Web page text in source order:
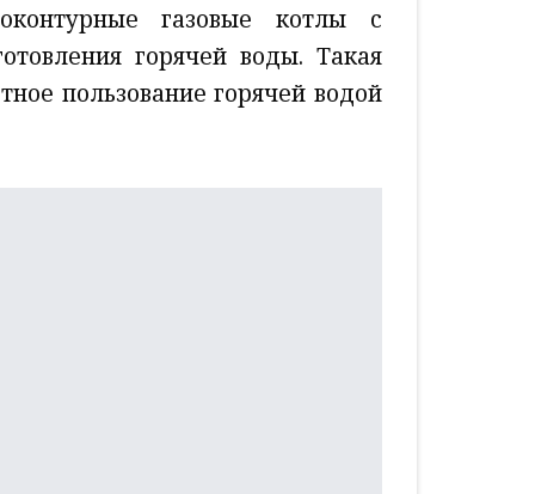
газовые котлы с
горячей воды. Такая
пользование горячей водой